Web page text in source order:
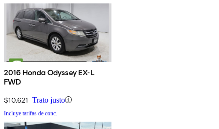
2016 Honda Odyssey EX-L
FWD
$10,621 Trato justo
Incluye tarifas de conc.